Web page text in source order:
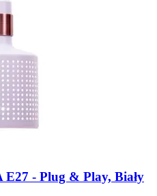
-​ Plug & Play, Biały